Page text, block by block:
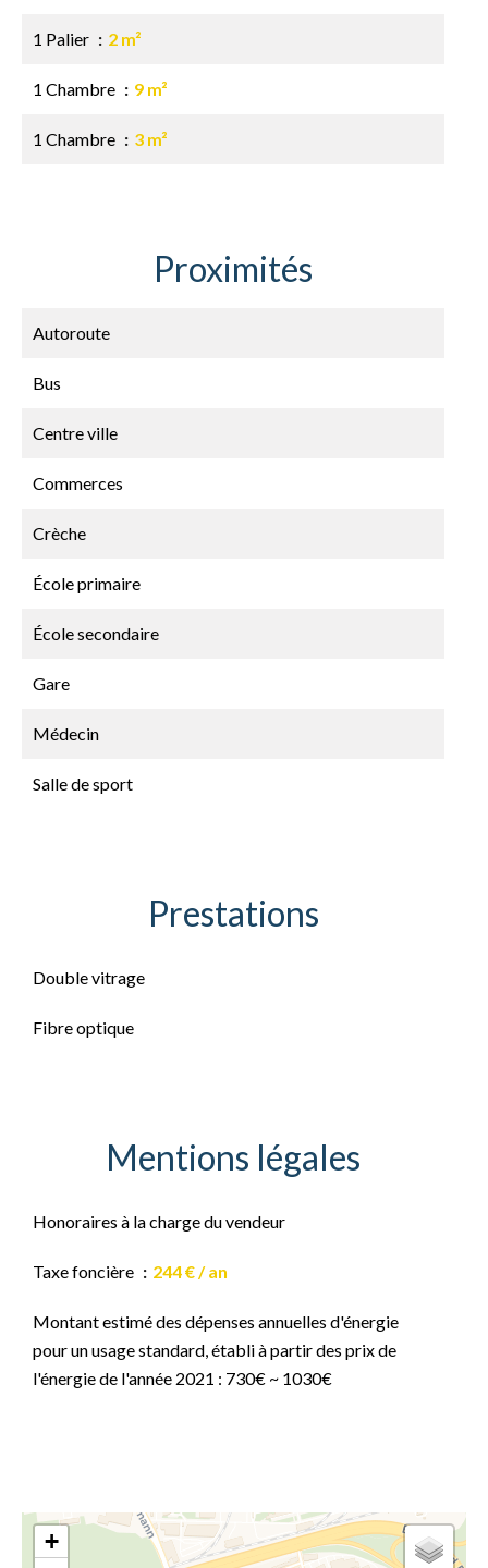
1 Palier 2 m²
1 Chambre 9 m²
1 Chambre 3 m²
Proximités
Autoroute
Bus
Centre ville
Commerces
Crèche
École primaire
École secondaire
Gare
Médecin
Salle de sport
Prestations
Double vitrage
Fibre optique
Mentions légales
Honoraires à la charge du vendeur
Taxe foncière 244 € / an
Montant estimé des dépenses annuelles d'énergie
pour un usage standard, établi à partir des prix de
l'énergie de l'année 2021 : 730€ ~ 1030€
+